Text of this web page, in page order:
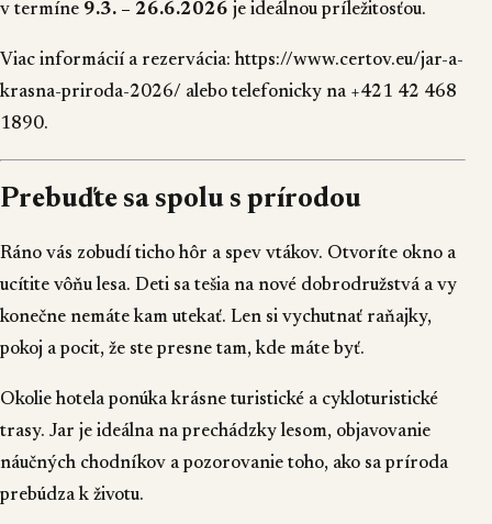
v termíne 9.3. – 26.6.2026 je ideálnou príležitosťou.
Viac informácií a rezervácia: https://www.certov.eu/jar-a-
krasna-priroda-2026/ alebo telefonicky na +421 42 468
1890.
Prebuďte sa spolu s prírodou
Ráno vás zobudí ticho hôr a spev vtákov. Otvoríte okno a
ucítite vôňu lesa. Deti sa tešia na nové dobrodružstvá a vy
konečne nemáte kam utekať. Len si vychutnať raňajky,
pokoj a pocit, že ste presne tam, kde máte byť.
Okolie hotela ponúka krásne turistické a cykloturistické
trasy. Jar je ideálna na prechádzky lesom, objavovanie
náučných chodníkov a pozorovanie toho, ako sa príroda
prebúdza k životu.